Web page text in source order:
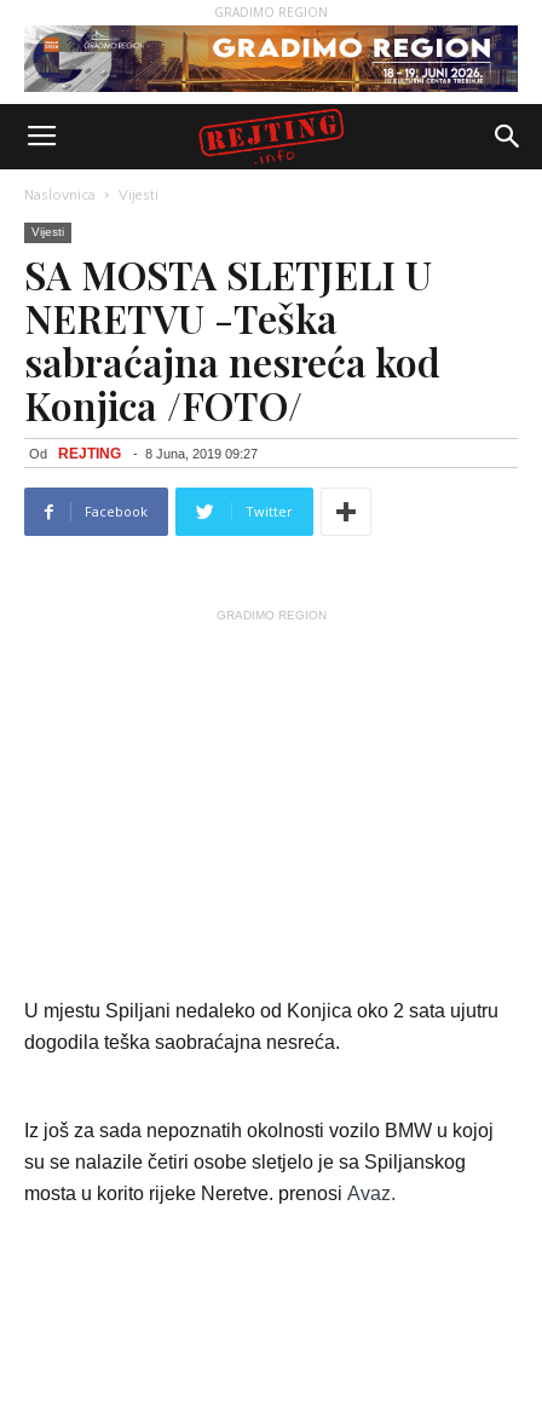
GRADIMO REGION
Naslovnica Vijesti
Vijesti
SA MOSTA SLETJELI U
NERETVU -Teška
sabraćajna nesreća kod
Konjica /FOTO/
Od REJTING - 8 Juna, 2019 09:27
Facebook Twitter
GRADIMO REGION
U mjestu Spiljani nedaleko od Konjica oko 2 sata ujutru
dogodila teška saobraćajna nesreća.
Iz još za sada nepoznatih okolnosti vozilo BMW u kojoj
su se nalazile četiri osobe sletjelo je sa Spiljanskog
mosta u korito rijeke Neretve. prenosi Avaz.